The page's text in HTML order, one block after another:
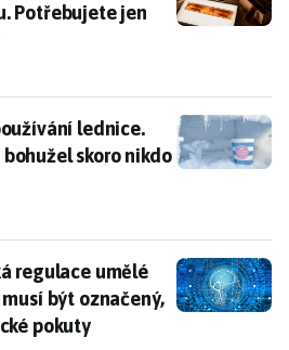
Potřebujete jen
lednice. Jednoduchá
lednice.
skoro nikdo
regulace umělé inteligence.
regulace umělé
být označený,
pokuty